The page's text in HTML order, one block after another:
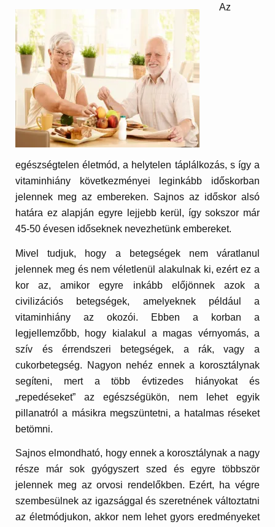
Az
egészségtelen életmód, a helytelen táplálkozás, s így a
vitaminhiány következményei leginkább időskorban
jelennek meg az embereken. Sajnos az időskor alsó
határa ez alapján egyre lejjebb kerül, így sokszor már
45-50 évesen időseknek nevezhetünk embereket.
Mivel tudjuk, hogy a betegségek nem váratlanul
jelennek meg és nem véletlenül alakulnak ki, ezért ez a
kor az, amikor egyre inkább előjönnek azok a
civilizációs betegségek, amelyeknek például a
vitaminhiány az okozói. Ebben a korban a
legjellemzőbb, hogy kialakul a magas vérnyomás, a
szív és érrendszeri betegségek, a rák, vagy a
cukorbetegség. Nagyon nehéz ennek a korosztálynak
segíteni, mert a több évtizedes hiányokat és
„repedéseket” az egészségükön, nem lehet egyik
pillanatról a másikra megszüntetni, a hatalmas réseket
betömni.
Sajnos elmondható, hogy ennek a korosztálynak a nagy
része már sok gyógyszert szed és egyre többször
jelennek meg az orvosi rendelőkben. Ezért, ha végre
szembesülnek az igazsággal és szeretnének változtatni
az életmódjukon, akkor nem lehet gyors eredményeket